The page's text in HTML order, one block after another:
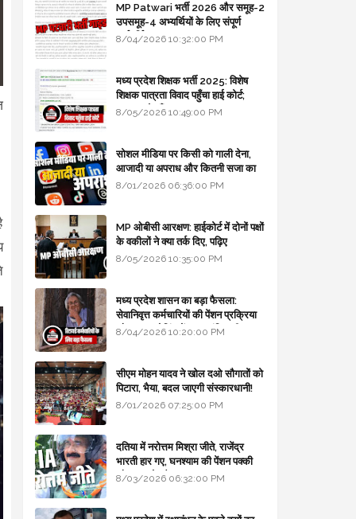
MP Patwari भर्ती 2026 और समूह-2
उपसमूह-4 अभ्यर्थियों के लिए संपूर्ण
मार्गदर्शिका
8/04/2026 10:32:00 PM
मध्य प्रदेश शिक्षक भर्ती 2025: विशेष
शिक्षक पात्रता विवाद पहुँचा हाई कोर्ट;
सरकार से माँगा जवाब
8/05/2026 10:49:00 PM
सोशल मीडिया पर किसी को गाली देना,
आजादी या अपराध और कितनी सजा का
प्रावधान - free legal advice
8/01/2026 06:36:00 PM
MP ओबीसी आरक्षण: हाईकोर्ट में दोनों पक्षों
के वकीलों ने क्या तर्क दिए, पढ़िए
8/05/2026 10:35:00 PM
मध्य प्रदेश शासन का बड़ा फैसला:
सेवानिवृत्त कर्मचारियों की पेंशन प्रक्रिया
और बजट कोडिंग में हुए क्रांतिकारी
8/04/2026 10:20:00 PM
सीएम मोहन यादव ने खोल दओ सौगातों को
पिटारा, भैया, बदल जाएगी संस्कारधानी!
8/01/2026 07:25:00 PM
दतिया में नरोत्तम मिश्रा जीते, राजेंद्र
भारती हार गए, घनश्याम की पेंशन पक्की
और आशुतोष बैक टू...
8/03/2026 06:32:00 PM